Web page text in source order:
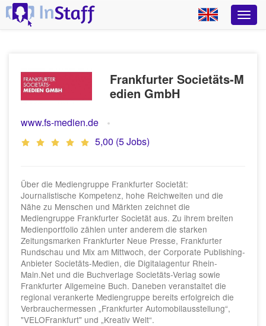
Frankfurter Societäts-M
edien GmbH
www.fs-medien.de
5,00 (5 Jobs)
Über die Mediengruppe Frankfurter Societät:
Journalistische Kompetenz, hohe Reichweiten und die
Nähe zu Menschen und Märkten zeichnet die
Mediengruppe Frankfurter Societät aus. Zu ihrem breiten
Medienportfolio zählen unter anderem die starken
Zeitungsmarken Frankfurter Neue Presse, Frankfurter
Rundschau und Mix am Mittwoch, der Corporate Publishing-
Anbieter Societäts-Medien, die Digitalagentur Rhein-
Main.Net und die Buchverlage Societäts-Verlag sowie
Frankfurter Allgemeine Buch. Daneben veranstaltet die
regional verankerte Mediengruppe bereits erfolgreich die
Verbrauchermessen „Frankfurter Automobilausstellung“,
"VELOFrankfurt" und „Kreativ Welt“.